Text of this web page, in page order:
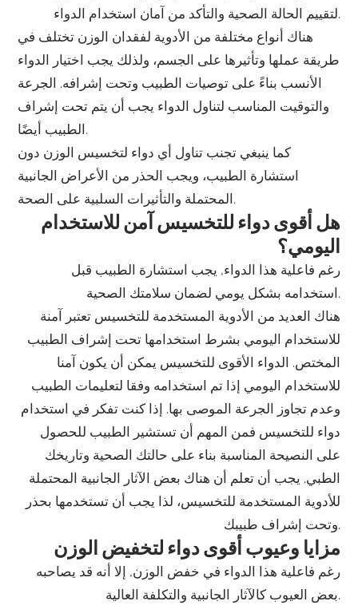
لتقييم الحالة الصحية والتأكد من آمان استخدام الدواء.
هناك أنواع مختلفة من الأدوية لفقدان الوزن تختلف في
طريقة عملها وتأثيرها على الجسم، ولذلك يجب اختيار الدواء
الأنسب بناءً على توصيات الطبيب وتحت إشرافه. الجرعة
والتوقيت المناسب لتناول الدواء يجب أن يتم تحت إشراف
الطبيب أيضًا.
كما ينبغي تجنب تناول أي دواء لتخسيس الوزن دون
استشارة الطبيب، ويجب الحذر من الأعراض الجانبية
المحتملة والتأثيرات السلبية على الصحة.
هل أقوى دواء للتخسيس آمن للاستخدام
اليومي؟
رغم فاعلية هذا الدواء, يجب استشارة الطبيب قبل
استخدامه بشكل يومي لضمان سلامتك الصحية.
هناك العديد من الأدوية المستخدمة للتخسيس تعتبر آمنة
للاستخدام اليومي بشرط استخدامها تحت إشراف الطبيب
المختص. الدواء الأقوى للتخسيس يمكن أن يكون آمنا
للاستخدام اليومي إذا تم استخدامه وفقا لتعليمات الطبيب
وعدم تجاوز الجرعة الموصى بها. إذا كنت تفكر في استخدام
دواء للتخسيس فمن المهم أن تستشير الطبيب للحصول
على النصيحة المناسبة بناء على حالتك الصحية وتاريخك
الطبي. يجب أن تعلم أن هناك بعض الآثار الجانبية المحتملة
للأدوية المستخدمة للتخسيس، لذا يجب أن تستخدمها بحذر
وتحت إشراف طبيبك.
مزايا وعيوب أقوى دواء لتخفيض الوزن
رغم فاعلية هذا الدواء في خفض الوزن, إلا أنه قد يصاحبه
بعض العيوب كالآثار الجانبية والتكلفة العالية.